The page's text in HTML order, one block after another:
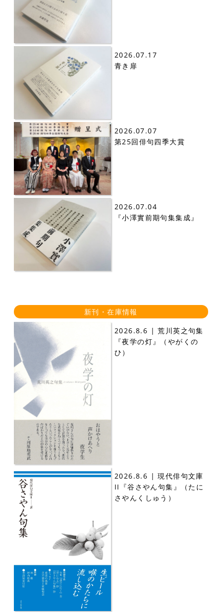
2026.07.17
青き扉
2026.07.07
第25回俳句四季大賞
2026.07.04
『小澤實前期句集集成』
新刊・在庫情報
2026.8.6 | 荒川英之句集
『夜学の灯』（やがくの
ひ）
2026.8.6 | 現代俳句文庫
II『谷さやん句集』（たに
さやんくしゅう）